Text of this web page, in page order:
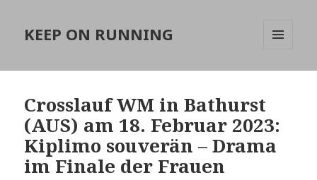
KEEP ON RUNNING
Crosslauf WM in Bathurst
(AUS) am 18. Februar 2023:
Kiplimo souverän – Drama
im Finale der Frauen